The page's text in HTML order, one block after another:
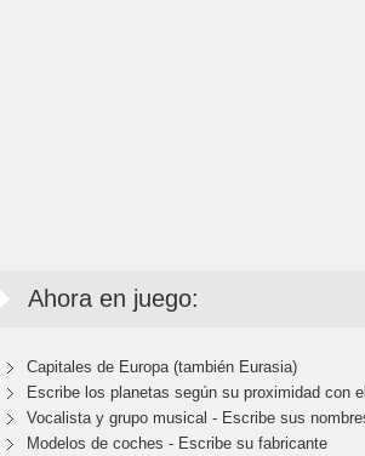
Ahora en juego:
Capitales de Europa (también Eurasia)
Escribe los planetas según su proximidad con
Vocalista y grupo musical - Escribe sus
Modelos de coches - Escribe su fabricante